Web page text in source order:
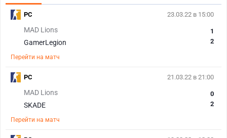
23.03.22 в 15:00
MAD Lions
GamerLegion
1
2
Перейти на матч
PC
21.03.22 в 21:00
MAD Lions
SKADE
0
2
Перейти на матч
PC